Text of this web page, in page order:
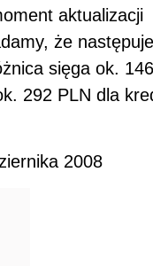
aktualizacji
że
sięga ok.
292 PLN dla
2008